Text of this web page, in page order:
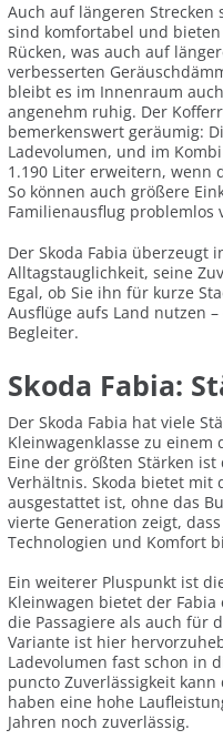
Auch auf längeren Strecken
sind komfortabel und
Rücken, was auch auf
verbesserten
bleibt es im Innenraum
angenehm ruhig. Der
bemerkenswert geräumig:
Ladevolumen, und im
1.190 Liter erweitern, wenn
So können auch größere
Familienausflug problemlos
Der Skoda Fabia überzeugt
Alltagstauglichkeit, seine
Egal, ob Sie ihn für kurze
Ausflüge aufs Land nutzen
Begleiter.
Skoda Fabia:
Der Skoda Fabia hat viele
Kleinwagenklasse zu
Eine der größten Stärken
Verhältnis. Skoda bietet mit
ausgestattet ist, ohne das
vierte Generation zeigt,
Technologien und Komfort
Ein weiterer Pluspunkt ist
Kleinwagen bietet der
die Passagiere als auch für
Variante ist hier
Ladevolumen fast schon in
puncto Zuverlässigkeit
haben eine hohe
Jahren noch zuverlässig.